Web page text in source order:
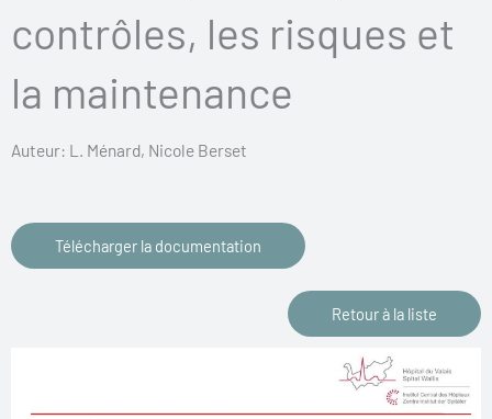
contrôles, les risques et
la maintenance
Auteur: L. Ménard, Nicole Berset
Télécharger la documentation
Retour à la liste